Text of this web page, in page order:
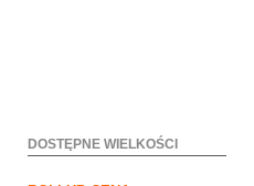
DOSTĘPNE WIELKOŚCI